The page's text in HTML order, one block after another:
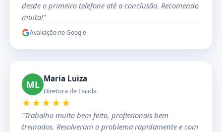
desde o primeiro telefone até a conclusão. Recomendo
muito!"
Avaliação no Google
ML Maria Luiza
Diretora de Escola
★★★★★
"Trabalho muito bem feito, profissionais bem
treinados. Resolveram o problema rapidamente e com